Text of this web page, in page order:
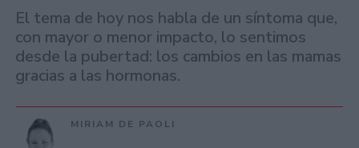
El tema de hoy nos habla de un síntoma que,
con mayor o menor impacto, lo sentimos
desde la pubertad: los cambios en las mamas
gracias a las hormonas.
MIRIAM DE PAOLI